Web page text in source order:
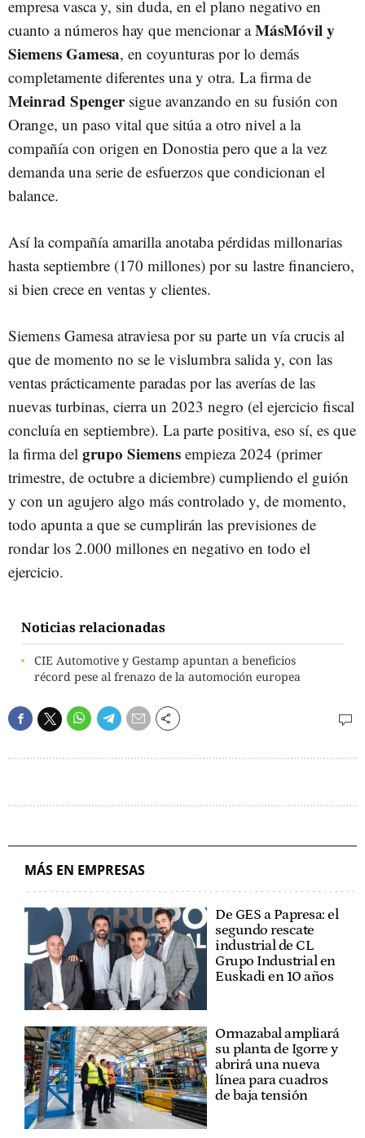
empresa vasca y, sin duda, en el plano negativo en
cuanto a números hay que mencionar aMásMóvil y
Siemens Gamesa, en coyunturas por lo demás
completamente diferentes una y otra. La firma de
Meinrad Spengersigue avanzando en su fusión con
Orange, un paso vital que sitúa a otro nivel a la
compañía con origen en Donostia pero que a la vez
demanda una serie de esfuerzos que condicionan el
balance.
Así la compañía amarilla anotaba pérdidas millonarias
hasta septiembre (170 millones) por su lastre financiero,
si bien crece en ventas y clientes.
Siemens Gamesa atraviesa por su parte un vía crucis al
que de momento no se le vislumbra salida y, con las
ventas prácticamente paradas por las averías de las
nuevas turbinas, cierra un 2023 negro (el ejercicio fiscal
concluía en septiembre). La parte positiva, eso sí, es que
la firma del grupo Siemens empieza 2024 (primer
trimestre, de octubre a diciembre) cumpliendo el guión
y con un agujero algo más controlado y, de momento,
todo apunta a que se cumplirán las previsiones de
rondar los 2.000 millones en negativo en todo el
ejercicio.
Noticias relacionadas
CIE Automotive y Gestamp apuntan a beneficios
récord pese al frenazo de la automoción europea
MÁS EN EMPRESAS
De GES a Papresa: el
segundo rescate
industrial de CL
Grupo Industrial en
Euskadi en 10 años
Ormazabal ampliará
su planta de Igorre y
abrirá una nueva
línea para cuadros
de baja tensión